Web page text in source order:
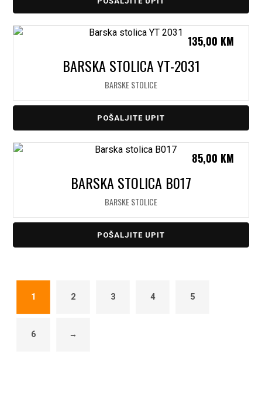
BARSKA STOLICA YT-2031
BARSKE STOLICE
135,00 KM
POŠALJITE UPIT
BARSKA STOLICA B017
BARSKE STOLICE
85,00 KM
POŠALJITE UPIT
1 2 3 4 5
6 →